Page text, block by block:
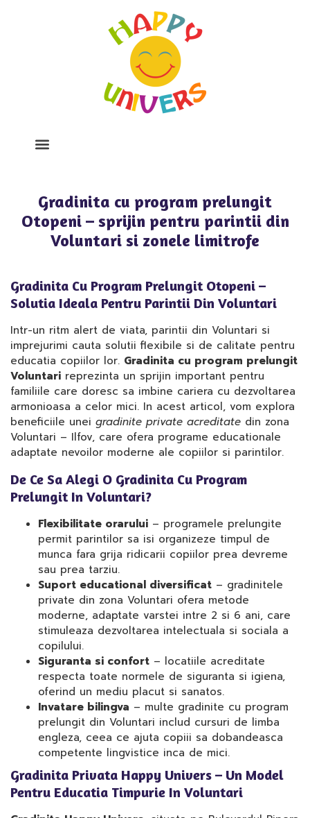
Gradinita cu program prelungit
Otopeni – sprijin pentru parintii din
Voluntari si zonele limitrofe
Gradinita Cu Program Prelungit Otopeni –
Solutia Ideala Pentru Parintii Din Voluntari
Intr-un ritm alert de viata, parintii din Voluntari si
imprejurimi cauta solutii flexibile si de calitate pentru
educatia copiilor lor. Gradinita cu program prelungit
Voluntari reprezinta un sprijin important pentru
familiile care doresc sa imbine cariera cu dezvoltarea
armonioasa a celor mici. In acest articol, vom explora
beneficiile unei gradinite private acreditate din zona
Voluntari – Ilfov, care ofera programe educationale
adaptate nevoilor moderne ale copiilor si parintilor.
De Ce Sa Alegi O Gradinita Cu Program
Prelungit In Voluntari?
Flexibilitate orarului – programele prelungite
permit parintilor sa isi organizeze timpul de
munca fara grija ridicarii copiilor prea devreme
sau prea tarziu.
Suport educational diversificat – gradinitele
private din zona Voluntari ofera metode
moderne, adaptate varstei intre 2 si 6 ani, care
stimuleaza dezvoltarea intelectuala si sociala a
copilului.
Siguranta si confort – locatiile acreditate
respecta toate normele de siguranta si igiena,
oferind un mediu placut si sanatos.
Invatare bilingva – multe gradinite cu program
prelungit din Voluntari includ cursuri de limba
engleza, ceea ce ajuta copiii sa dobandeasca
competente lingvistice inca de mici.
Gradinita Privata Happy Univers – Un Model
Pentru Educatia Timpurie In Voluntari